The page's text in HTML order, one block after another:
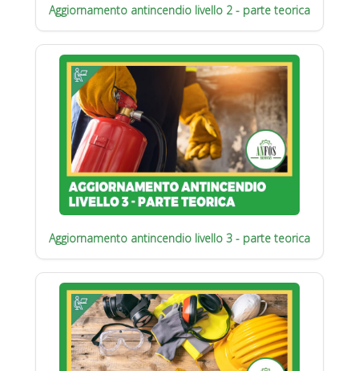
Aggiornamento antincendio livello 2 - parte teorica
Aggiornamento antincendio livello 3 - parte teorica